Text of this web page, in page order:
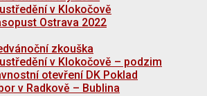
v Klokočově
Ostrava 2022
zkouška
v Klokočově – podzim
otevření DK Poklad
v Radkově – Bublina